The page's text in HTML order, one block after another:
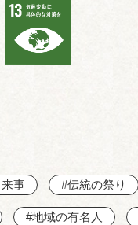
事 #伝統の祭り
#地域の有名人